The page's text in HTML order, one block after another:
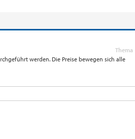
Thema
werden. Die Preise bewegen sich alle